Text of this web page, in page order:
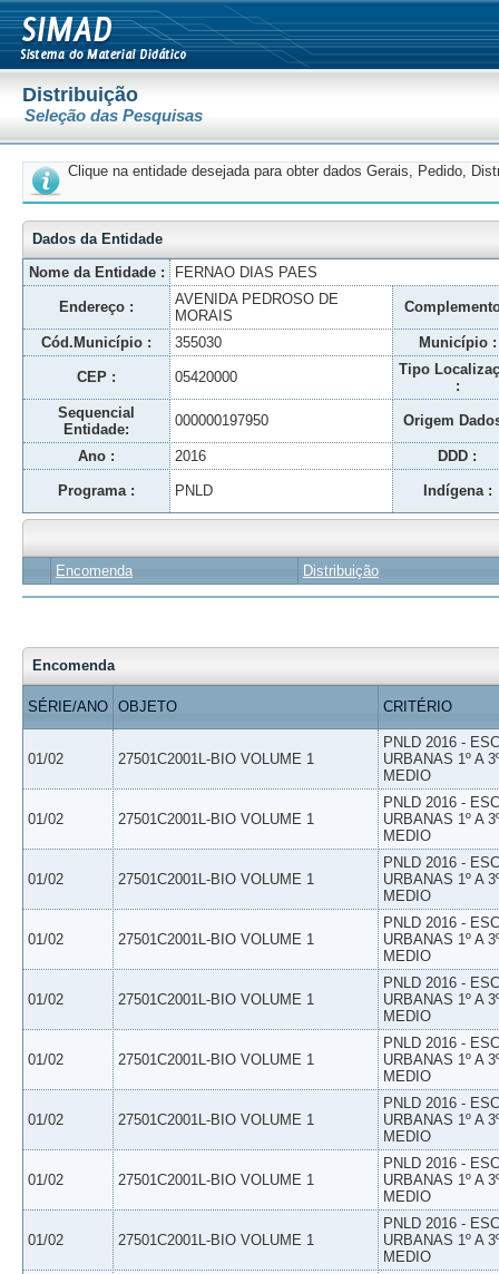
Distribuição
Seleção das Pesquisas
Clique na entidade desejada para obter dados Gerais, Pedido,
Dados da Entidade
Nome da Entidade :
FERNAO DIAS PAES
Endereço :
AVENIDA PEDROSO DE
MORAIS
Cód.Município : 355030 Município :
CEP : 05420000
Tipo
:
Sequencial
Entidade:
000000197950 Origem
Ano : 2016 DDD :
Programa : PNLD Indígena :
Encomenda Distribuição
Encomenda
SÉRIE/ANO OBJETO CRITÉRIO
01/02 27501C2001L-BIO VOLUME 1
PNLD 2016 -
URBANAS 1º A
MEDIO
01/02 27501C2001L-BIO VOLUME 1
PNLD 2016 -
URBANAS 1º A
MEDIO
01/02 27501C2001L-BIO VOLUME 1
PNLD 2016 -
URBANAS 1º A
MEDIO
01/02 27501C2001L-BIO VOLUME 1
PNLD 2016 -
URBANAS 1º A
MEDIO
01/02 27501C2001L-BIO VOLUME 1
PNLD 2016 -
URBANAS 1º A
MEDIO
01/02 27501C2001L-BIO VOLUME 1
PNLD 2016 -
URBANAS 1º A
MEDIO
01/02 27501C2001L-BIO VOLUME 1
PNLD 2016 -
URBANAS 1º A
MEDIO
01/02 27501C2001L-BIO VOLUME 1
PNLD 2016 -
URBANAS 1º A
MEDIO
01/02 27501C2001L-BIO VOLUME 1
PNLD 2016 -
URBANAS 1º A
MEDIO